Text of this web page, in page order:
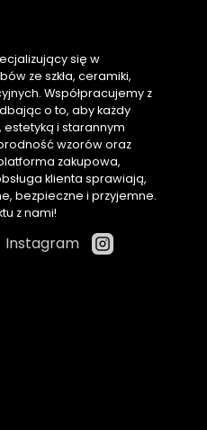
się w
ze szkła, ceramiki,
Współpracujemy z
o to, aby każdy
estetyką i starannym
wzorów oraz
zakupowa,
klienta sprawiają,
bezpieczne i przyjemne.
z nami!
Instagram